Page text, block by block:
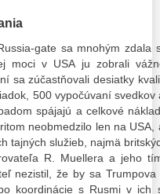
gate sa mnohým zdala
moci v USA ju zobrali
sa zúčastňovali desiatky
500 vypočúvaní
spájajú a celkové
neobmedzilo len na
tajných služieb, najmä
R. Muellera a jeho
nezistil, že by sa
koordinácie s Rusmi v ich